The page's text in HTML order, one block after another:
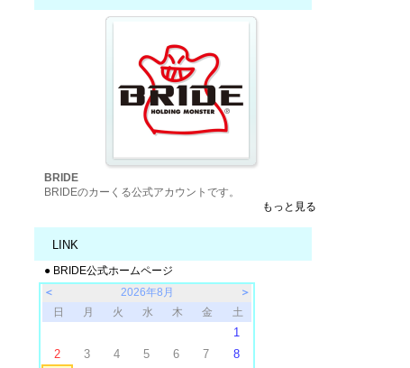
BRIDE
BRIDEのカーくる公式アカウントです。
もっと見る
LINK
● BRIDE公式ホームページ
＜
2026年8月
＞
日
月 火 水 木 金 土
1
2
3 4 5 6 7
8